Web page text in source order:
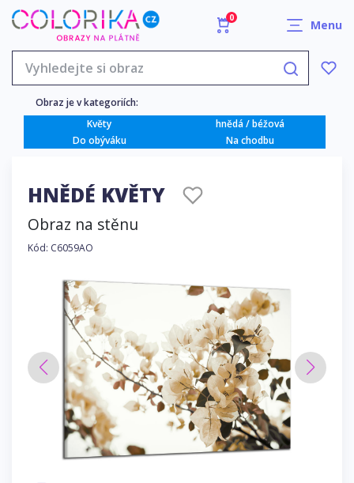
0 Menu
Obraz je v kategoriích:
Květy
hnědá / béžová
Do obýváku
Na chodbu
HNĚDÉ KVĚTY
Obraz na stěnu
Kód: C6059AO